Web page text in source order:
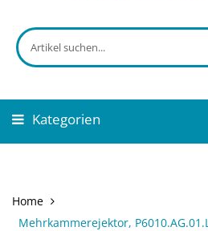
Kategorien
Home
Mehrkammerejektor,